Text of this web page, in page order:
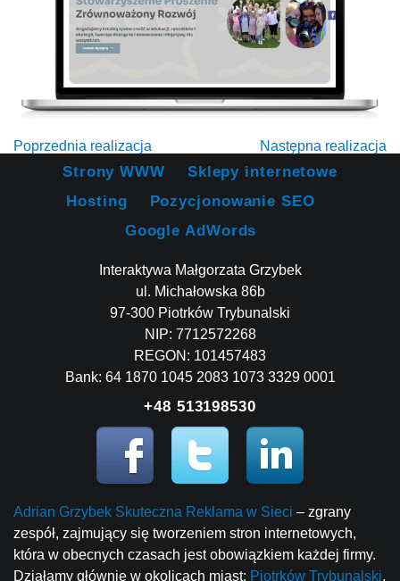
Poprzednia realizacja Następna realizacja
Strony WWW
Sklepy internetowe
Hosting
Pozycjonowanie SEO
Google AdWords
Interaktywa Małgorzata Grzybek
ul. Michałowska 86b
97-300 Piotrków Trybunalski
NIP: 7712572268
REGON: 101457483
Bank: 64 1870 1045 2083 1073 3329 0001
+48 513198530
Adrian Grzybek Skuteczna Reklama w Sieci – zgrany
zespół, zajmujący się tworzeniem stron internetowych,
która w obecnych czasach jest obowiązkiem każdej firmy.
Działamy głównie w okolicach miast: Piotrków Trybunalski,